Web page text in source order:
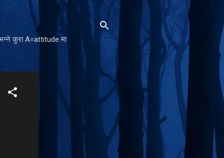
कुरा A=attitude मा